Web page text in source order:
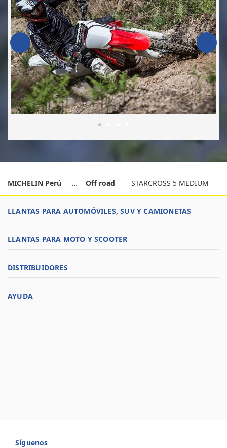
MICHELIN Perú Off road STARCROSS 5 MEDIUM
LLANTAS PARA AUTOMÓVILES, SUV Y CAMIONETAS
LLANTAS PARA MOTO Y SCOOTER
DISTRIBUIDORES
AYUDA
Síguenos